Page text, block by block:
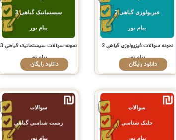
نمونه سوالات فیزیولوژی گیاهی 2
پیام نور
دانلود رایگان
نمونه سوالات سیستماتیک گیاهی 3
پیام نور
دانلود رایگان